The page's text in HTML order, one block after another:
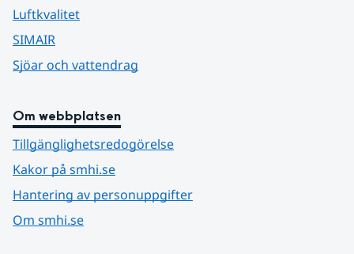
Luftkvalitet
SIMAIR
Sjöar och vattendrag
Om webbplatsen
Tillgänglighetsredogörelse
Kakor på smhi.se
Hantering av personuppgifter
Om smhi.se